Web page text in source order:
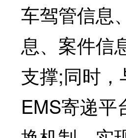
车驾管信息
息、案件信
支撑;同时
EMS寄递平